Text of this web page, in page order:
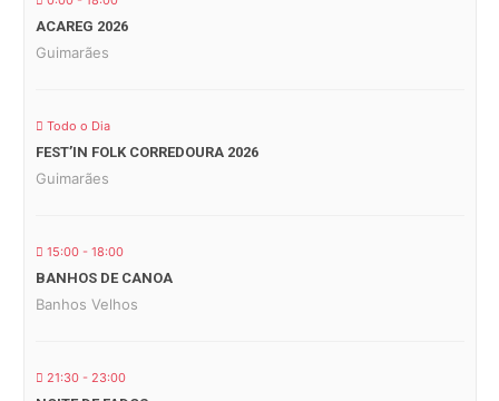
ACAREG 2026
Guimarães
Todo o Dia
FEST’IN FOLK CORREDOURA 2026
Guimarães
15:00 - 18:00
BANHOS DE CANOA
Banhos Velhos
21:30 - 23:00